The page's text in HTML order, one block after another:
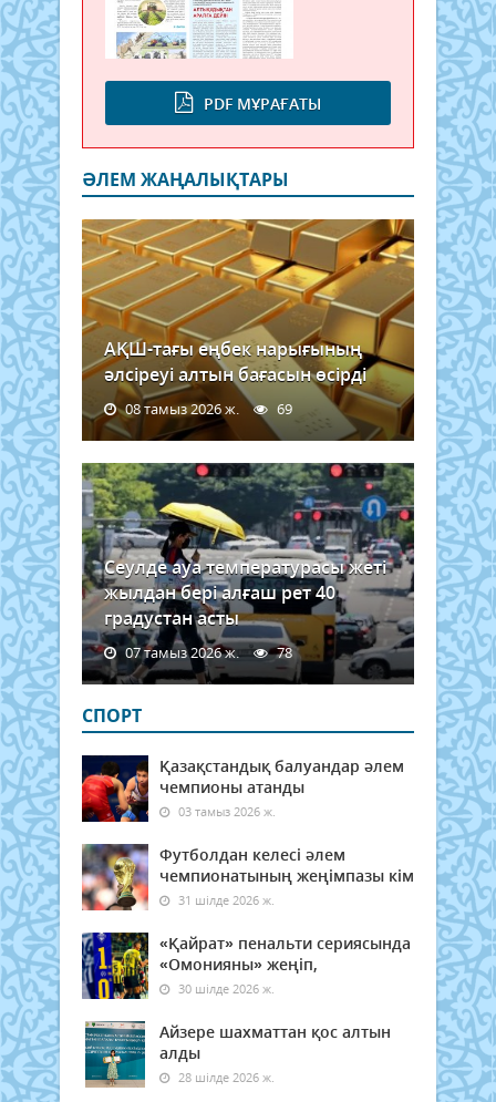
PDF МҰРАҒАТЫ
ӘЛЕМ ЖАҢАЛЫҚТАРЫ
АҚШ-тағы еңбек нарығының
әлсіреуі алтын бағасын өсірді
08 тамыз 2026 ж. 69
Сеулде ауа температурасы жеті
жылдан бері алғаш рет 40
градустан асты
07 тамыз 2026 ж. 78
СПОРТ
Қазақстандық балуандар әлем
чемпионы атанды
03 тамыз 2026 ж.
Футболдан келесі әлем
чемпионатының жеңімпазы кім
31 шілде 2026 ж.
«Қайрат» пенальти сериясында
«Омонияны» жеңіп,
30 шілде 2026 ж.
Айзере шахматтан қос алтын
алды
28 шілде 2026 ж.